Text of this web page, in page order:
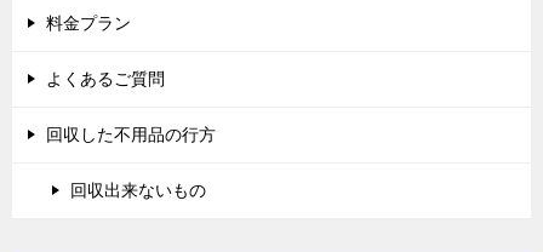
料金プラン
よくあるご質問
回収した不用品の行方
回収出来ないもの